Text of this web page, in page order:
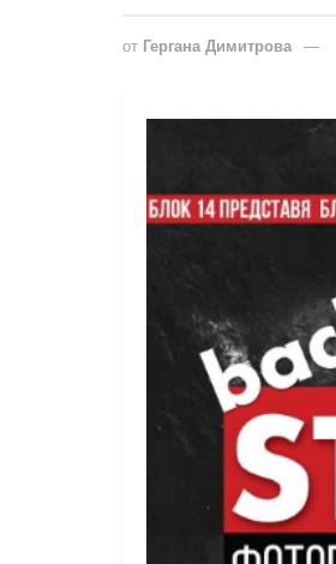
от Гергана Димитрова